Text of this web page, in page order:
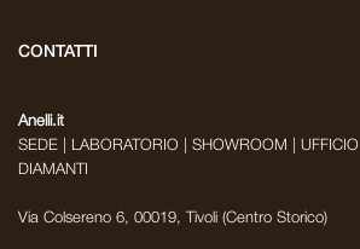
CONTATTI
Anelli.it
SEDE | LABORATORIO | SHOWROOM | UFFICIO
DIAMANTI
Via Colsereno 6, 00019, Tivoli (Centro Storico)